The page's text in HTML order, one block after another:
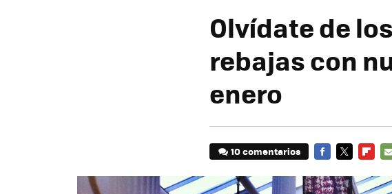
Olvídate de
rebajas con
enero
10 comentarios